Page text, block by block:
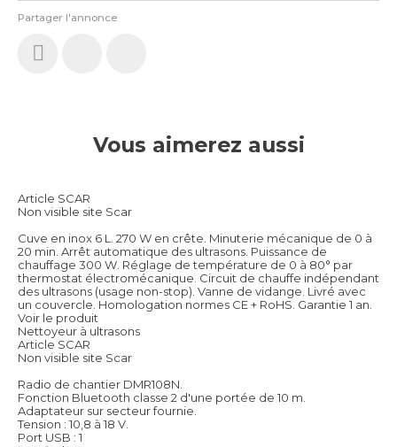
Partager l'annonce
Vous aimerez aussi
Article SCAR
Non visible site Scar
Cuve en inox 6 L. 270 W en crête. Minuterie mécanique de 0 à
20 min. Arrêt automatique des ultrasons. Puissance de
chauffage 300 W. Réglage de température de 0 à 80° par
thermostat électromécanique. Circuit de chauffe indépendant
des ultrasons (usage non-stop). Vanne de vidange. Livré avec
un couvercle. Homologation normes CE + RoHS. Garantie 1 an.
Voir le produit
Nettoyeur à ultrasons
Article SCAR
Non visible site Scar
Radio de chantier DMR108N.
Fonction Bluetooth classe 2 d'une portée de 10 m.
Adaptateur sur secteur fournie.
Tension : 10,8 à 18 V.
Port USB : 1